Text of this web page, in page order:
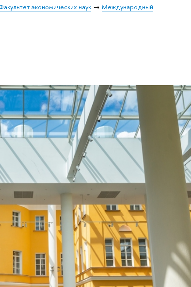
экономических наук
Международный